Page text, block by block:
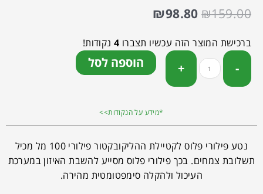
₪159.00
₪98.80
ברכישת המוצר הזה עכשיו תצברו 4 נקודות!
הוספה לסל
*מידע על הנקודות>>
נטע פילורי פלוס לקטיילת ההליקובקטור פילורי 100 מל מכיל
תשלובת צמחים. בכך פילורי פלוס מסייע להשבת האיזון במערכת
העיכול ולהקלה סימפטומטית מהירה.